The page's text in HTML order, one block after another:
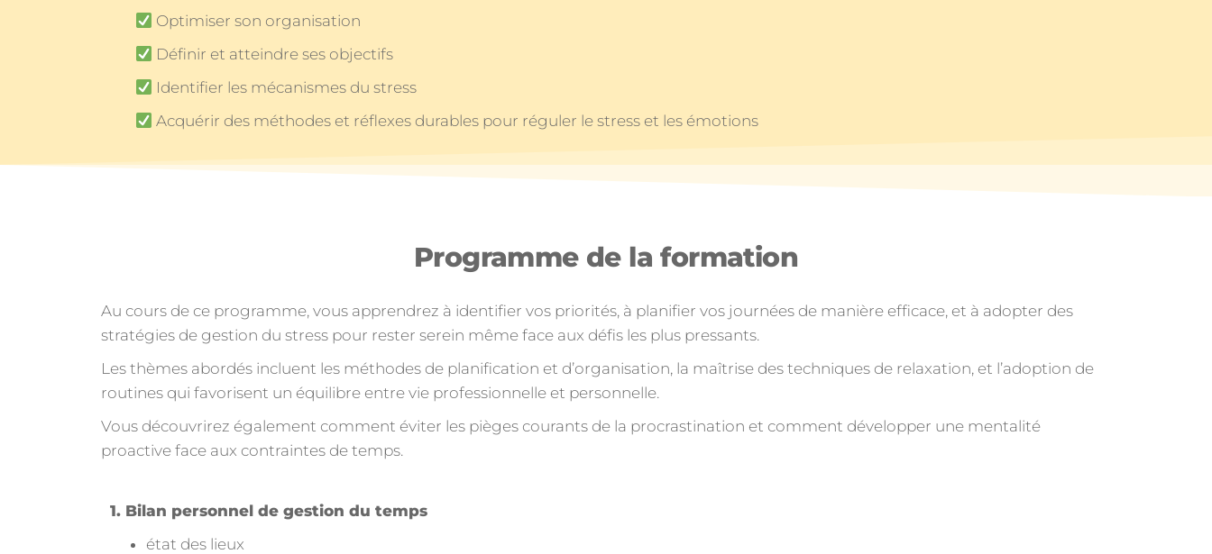
Optimiser son organisation
Définir et atteindre ses objectifs
Identifier les mécanismes du stress
Acquérir des méthodes et réflexes durables pour réguler le stress et les émotions
Programme de la formation
Au cours de ce programme, vous apprendrez à identifier vos priorités, à planifier vos journées de manière efficace, et à adopter des
stratégies de gestion du stress pour rester serein même face aux défis les plus pressants.
Les thèmes abordés incluent les méthodes de planification et d’organisation, la maîtrise des techniques de relaxation, et l’adoption de
routines qui favorisent un équilibre entre vie professionnelle et personnelle.
Vous découvrirez également comment éviter les pièges courants de la procrastination et comment développer une mentalité
proactive face aux contraintes de temps.
1. Bilan personnel de gestion du temps
état des lieux